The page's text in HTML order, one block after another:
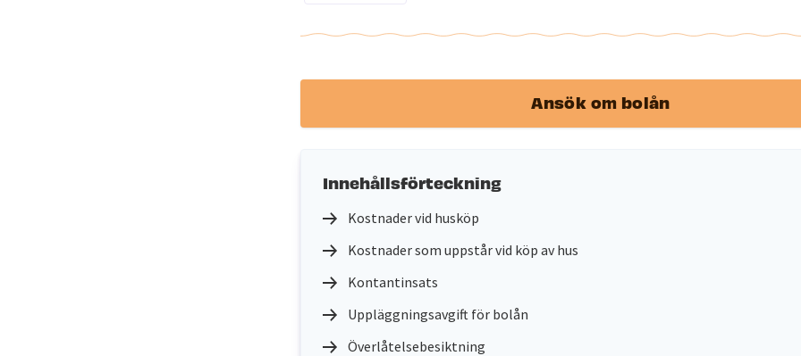
Ansök om bolån
Innehållsförteckning
Kostnader vid husköp
Kostnader som uppstår vid köp av hus
Kontantinsats
Uppläggningsavgift för bolån
Överlåtelsebesiktning